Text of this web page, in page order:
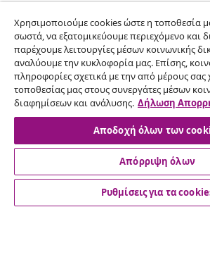
Επιχείρηση
vidaXL
Ανακαλύψτε περισσότερα
Χρησιμοποιούμε cookies ώστε η τοποθεσία
σωστά, να εξατομικεύουμε περιεχόμενο και
παρέχουμε λειτουργίες μέσων κοινωνικής
αναλύουμε την κυκλοφορία μας. Επίσης,
πληροφορίες σχετικά με την από μέρους σας
τοποθεσίας μας στους συνεργάτες μέσων
διαφημίσεων και ανάλυσης. Δήλωση
Αποδοχή όλων των
Απόρριψη όλων
Ρυθμίσεις για τα